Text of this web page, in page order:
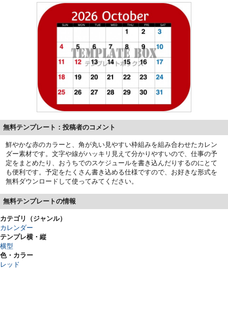
無料テンプレート：投稿者のコメント
鮮やかな赤のカラーと、角が丸い見やすい枠組みを組み合わせたカレン
ダー素材です。文字や線がハッキリ見えて分かりやすいので、仕事の予
定をまとめたり、おうちでのスケジュールを書き込んだりするのにとて
も便利です。予定をたくさん書き込める仕様ですので、お好きな形式を
無料ダウンロードして使ってみてください。
無料テンプレートの情報
カテゴリ（ジャンル）
カレンダー
テンプレ横・縦
横型
色・カラー
レッド